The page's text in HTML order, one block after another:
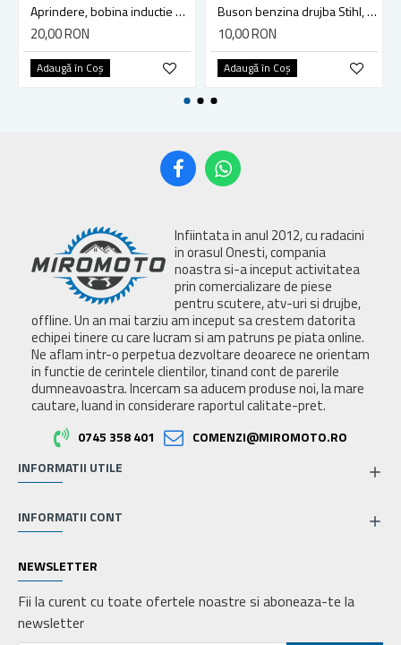
Aprindere, bobina inductie motocoasa chinezeasca TL43 TL 52, Ruris Dac 210, Dac 310
20,00 RON
Adaugă în Coş
Buson benzina drujba Stihl, model cu clapeta
10,00 RON
Adaugă în Coş
Infiintata in anul 2012, cu radacini
in orasul Onesti, compania
noastra si-a inceput activitatea
prin comercializare de piese
pentru scutere, atv-uri si drujbe,
offline. Un an mai tarziu am inceput sa crestem datorita
echipei tinere cu care lucram si am patruns pe piata online.
Ne aflam intr-o perpetua dezvoltare deoarece ne orientam
in functie de cerintele clientilor, tinand cont de parerile
dumneavoastra. Incercam sa aducem produse noi, la mare
cautare, luand in considerare raportul calitate-pret.
0745 358 401
COMENZI@MIROMOTO.RO
INFORMATII UTILE
INFORMATII CONT
NEWSLETTER
Fii la curent cu toate ofertele noastre si aboneaza-te la
newsletter